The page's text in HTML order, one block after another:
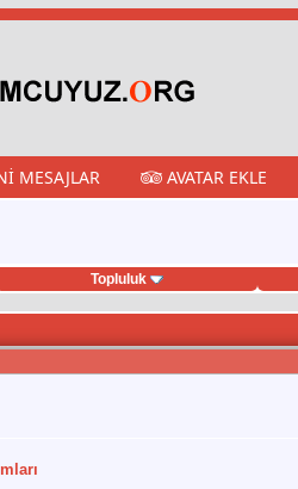
MESAJLAR AVATAR EKLE
Topluluk